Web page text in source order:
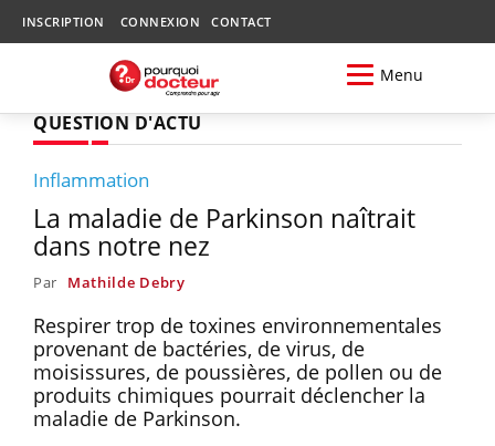
INSCRIPTION CONNEXION CONTACT
Menu
QUESTION D'ACTU
Inflammation
La maladie de Parkinson naîtrait
dans notre nez
Par Mathilde Debry
Respirer trop de toxines environnementales
provenant de bactéries, de virus, de
moisissures, de poussières, de pollen ou de
produits chimiques pourrait déclencher la
maladie de Parkinson.